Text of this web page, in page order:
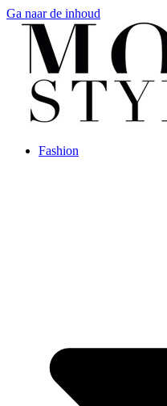
Ga naar de inhoud
Fashion